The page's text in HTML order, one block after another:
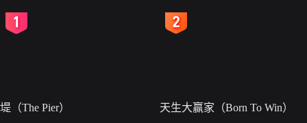
堤（The Pier） 天生大赢家（Born To Win）